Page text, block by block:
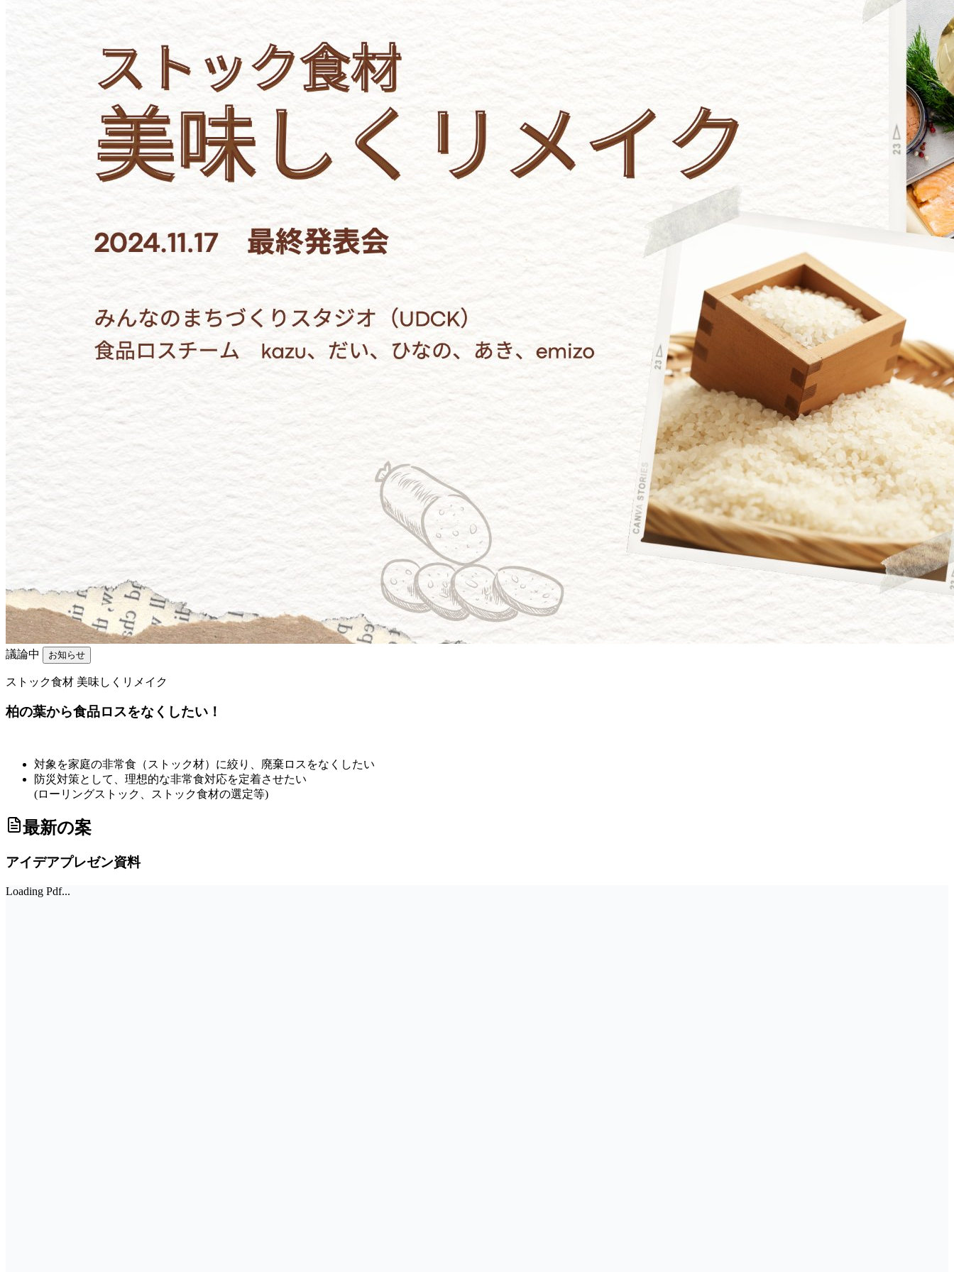
議論中 お知らせ
ストック食材 美味しくリメイク
柏の葉から食品ロスをなくしたい！
対象を家庭の非常食（ストック材）に絞り、廃棄ロスをなくしたい
防災対策として、理想的な非常食対応を定着させたい
(ローリングストック、ストック食材の選定等)
最新の案
アイデアプレゼン資料
Loading Pdf...